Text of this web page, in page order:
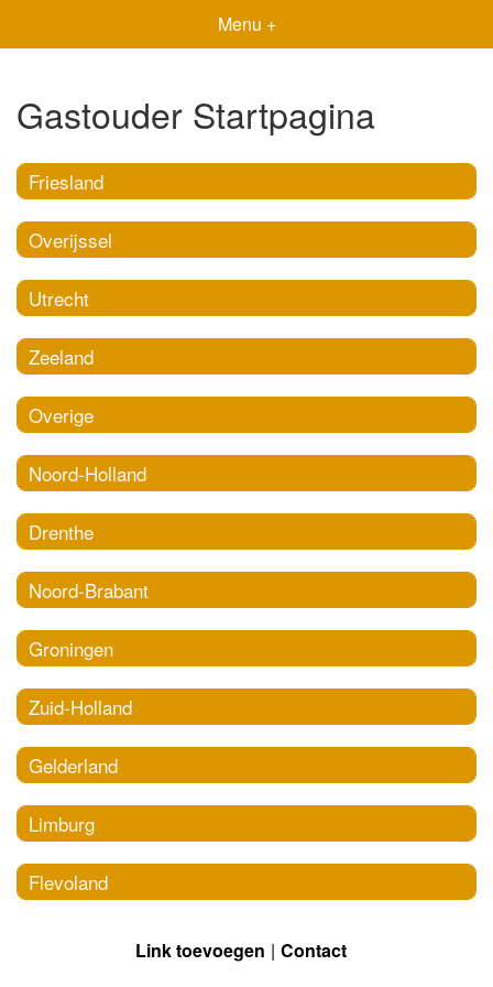
Menu +
Gastouder Startpagina
Friesland
Overijssel
Utrecht
Zeeland
Overige
Noord-Holland
Drenthe
Noord-Brabant
Groningen
Zuid-Holland
Gelderland
Limburg
Flevoland
Link toevoegen Contact